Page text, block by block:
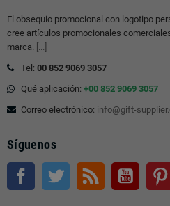
El obsequio promocional con logotipo
cree artículos promocionales
marca. [...]
Tel: 00 852 9069 3057
Qué aplicación: +00 852 9069 3057
Correo electrónico: info@gift-
Síguenos
Facebook Gorjeo Rss YouTube